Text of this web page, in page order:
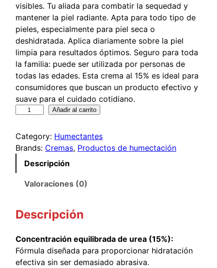
visibles. Tu aliada para combatir la sequedad y
mantener la piel radiante. Apta para todo tipo de
pieles, especialmente para piel seca o
deshidratada. Aplica diariamente sobre la piel
limpia para resultados óptimos. Seguro para toda
la familia: puede ser utilizada por personas de
todas las edades. Esta crema al 15% es ideal para
consumidores que buscan un producto efectivo y
suave para el cuidado cotidiano.
1
5
c
0
c
a
n
Añadir al carrito
Category: Humectantes
Brands: Cremas, Productos de humectación
Descripción
Valoraciones (0)
Descripción
Concentración equilibrada de urea (15%):
Fórmula diseñada para proporcionar hidratación
efectiva sin ser demasiado abrasiva.